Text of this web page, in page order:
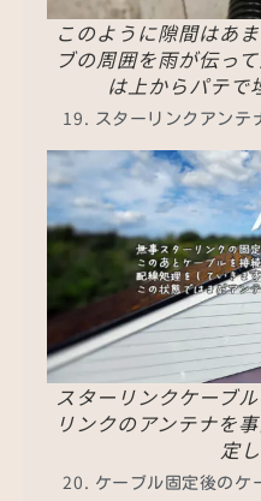
このように隙間はあ
ブの周囲を雨が伝っ
は上からパテで
スターリンクアンテ
スターリンクケーブ
リンクのアンテナを
定し
ケーブル固定後のケ